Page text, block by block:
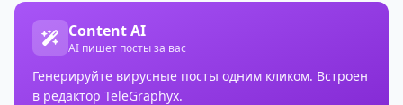
Content AI
AI пишет посты за вас
Генерируйте вирусные посты одним кликом. Встроен
в редактор TeleGraphyx.